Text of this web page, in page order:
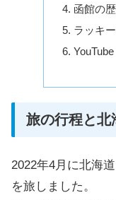
函館の
ラッキ
YouTube
旅の行程と北
2022年4月に北海
を旅しました。